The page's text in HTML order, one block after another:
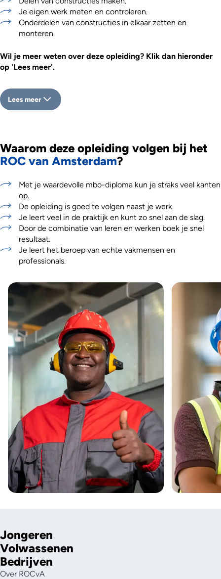
Je eigen werk meten en controleren.
Onderdelen van constructies in elkaar zetten en
monteren.
Wil je meer weten over deze opleiding? Klik dan hieronder
op 'Lees meer'.
Lees meer
Waarom deze opleiding volgen bij het
ROC van Amsterdam?
Met je waardevolle mbo-diploma kun je straks veel kanten
op.
De opleiding is goed te volgen naast je werk.
Je leert veel in de praktijk en kunt zo snel aan de slag.
Door de combinatie van leren en werken boek je snel
resultaat.
Je leert het beroep van echte vakmensen en
professionals.
Jongeren
Volwassenen
Bedrijven
Over ROCvA